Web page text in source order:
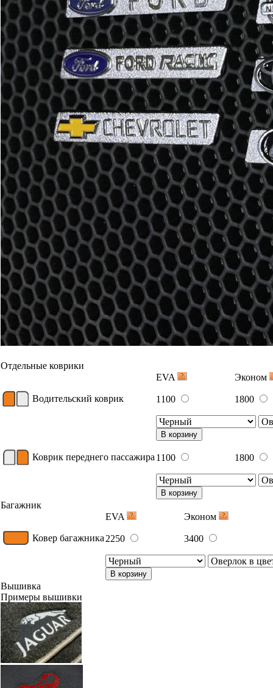
Отдельные коврики
EVA
Эконом
Водительский коврик 1100 1800
В корзину
Коврик переднего пассажира 1100 1800
В корзину
Багажник
EVA
Эконом
Ковер багажника 2250 3400
В корзину
Вышивка
Примеры вышивки